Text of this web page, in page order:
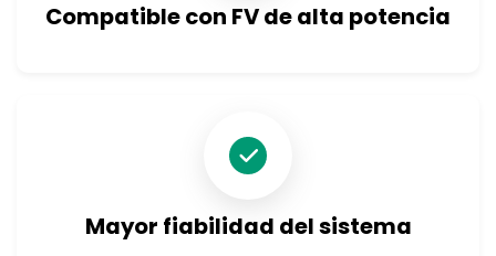
Compatible con FV de alta potencia
Mayor fiabilidad del sistema